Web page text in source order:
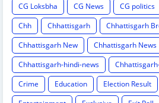
CG Loksbha
CG News CG politics
Chh
Chhattisgarh
Chhattisgarh
Chhattisgarh New
Chhattisgarh News
Chhattisgarh-hindi-news
Crime
Education Election Result